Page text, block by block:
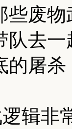
些废
队去一
的屠
辑非